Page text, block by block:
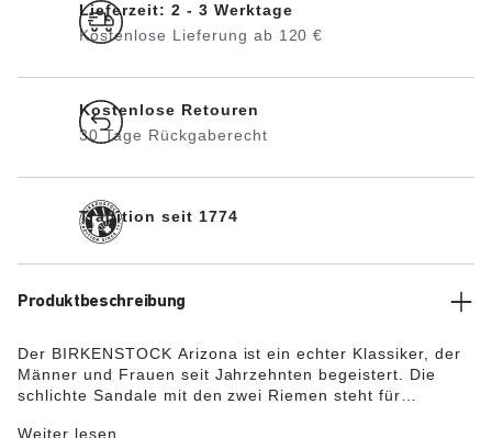
Lieferzeit: 2 - 3 Werktage
Kostenlose Lieferung ab 120 €
Kostenlose Retouren
30 Tage Rückgaberecht
Tradition seit 1774
Produktbeschreibung
Der BIRKENSTOCK Arizona ist ein echter Klassiker, der
Männer und Frauen seit Jahrzehnten begeistert. Die
schlichte Sandale mit den zwei Riemen steht für
Weiter lesen